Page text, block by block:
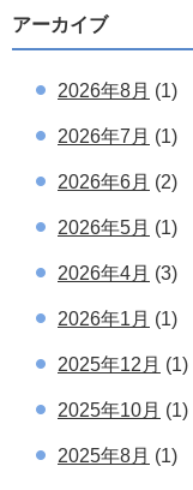
アーカイブ
2026年8月 (1)
2026年7月 (1)
2026年6月 (2)
2026年5月 (1)
2026年4月 (3)
2026年1月 (1)
2025年12月 (1)
2025年10月 (1)
2025年8月 (1)